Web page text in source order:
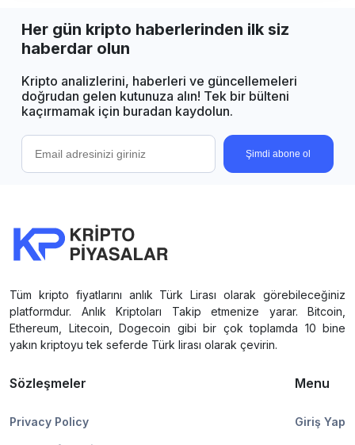
Her gün kripto haberlerinden ilk siz
haberdar olun
Kripto analizlerini, haberleri ve güncellemeleri
doğrudan gelen kutunuza alın! Tek bir bülteni
kaçırmamak için buradan kaydolun.
Şimdi abone ol
Tüm kripto fiyatlarını anlık Türk Lirası olarak görebileceğiniz
platformdur. Anlık Kriptoları Takip etmenize yarar. Bitcoin,
Ethereum, Litecoin, Dogecoin gibi bir çok toplamda 10 bine
yakın kriptoyu tek seferde Türk lirası olarak çevirin.
Sözleşmeler
Privacy Policy
Menu
Giriş Yap